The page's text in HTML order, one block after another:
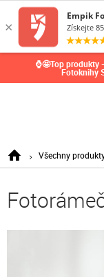
⌚🤩Top produkty
Fotoknihy
Všechny